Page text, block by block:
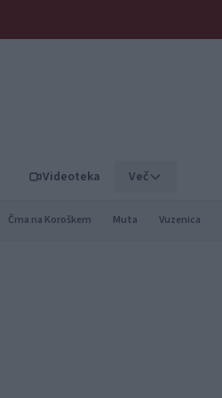
Videoteka Več
Črna na Koroškem Muta Vuzenica